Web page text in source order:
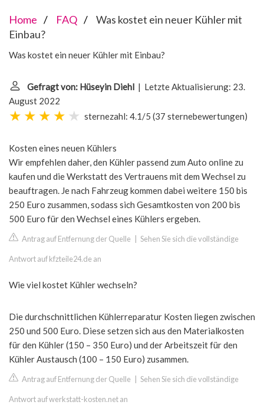
Home FAQ
Was kostet ein neuer Kühler mit
Einbau?
Was kostet ein neuer Kühler mit Einbau?
Gefragt von: Hüseyin Diehl | Letzte Aktualisierung: 23.
August 2022
sternezahl: 4.1/5 (37 sternebewertungen)
Kosten eines neuen Kühlers
Wir empfehlen daher, den Kühler passend zum Auto online zu
kaufen und die Werkstatt des Vertrauens mit dem Wechsel zu
beauftragen. Je nach Fahrzeug kommen dabei weitere 150 bis
250 Euro zusammen, sodass sich Gesamtkosten von 200 bis
500 Euro für den Wechsel eines Kühlers ergeben.
Antrag auf Entfernung der Quelle Sehen Sie sich die vollständige
Antwort auf kfzteile24.de an
Wie viel kostet Kühler wechseln?
Die durchschnittlichen Kühlerreparatur Kosten liegen zwischen
250 und 500 Euro. Diese setzen sich aus den Materialkosten
für den Kühler (150 – 350 Euro) und der Arbeitszeit für den
Kühler Austausch (100 – 150 Euro) zusammen.
Antrag auf Entfernung der Quelle Sehen Sie sich die vollständige
Antwort auf werkstatt-kosten.net an